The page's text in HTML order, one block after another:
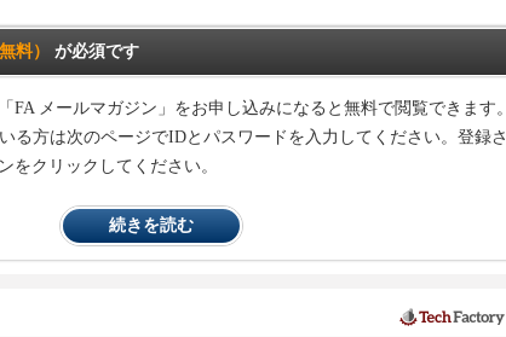
植物工場
海外生産
グローバル設計・開発
料） が必須です
FA メールマガジン」をお申し込みになると無料で閲覧できます。
る方は次のページでIDとパスワードを入力してください。登録さ
をクリックしてください。
続きを読む